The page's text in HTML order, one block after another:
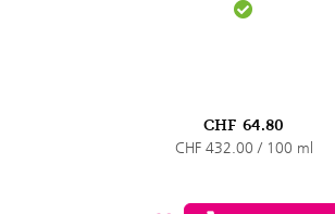
CHF 64.80
CHF 432.00 / 100 ml